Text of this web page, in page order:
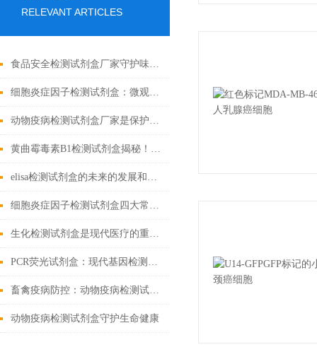
RELEVANT ARTICLES
食品安全检测试剂盒厂家守护味蕾的守护者
细胞炎症因子检测试剂盒：微观战场里的“情报解码器”
动物疫病检测试剂盒厂家是保护动物健康的重要环节
黄曲霉毒素B1检测试剂盒揭秘！精准锁定隐患
elisa检测试剂盒的未来的发展和优点分享
细胞炎症因子检测试剂盒四大常见问题解决办法
生化检测试剂盒是现代医疗的重要工具
PCR荧光试剂盒：现代基因检测的得力助手
畜禽疫病防控：动物疫病检测试剂盒的核心作用
动物疫病检测试剂盒守护生命健康